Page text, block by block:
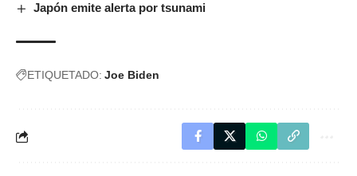
Japón emite alerta por tsunami
ETIQUETADO: Joe Biden